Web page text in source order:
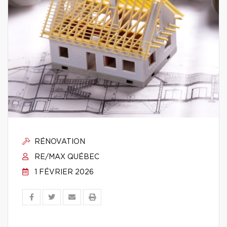
RÉNOVATION
RE/MAX QUÉBEC
1 FÉVRIER 2026